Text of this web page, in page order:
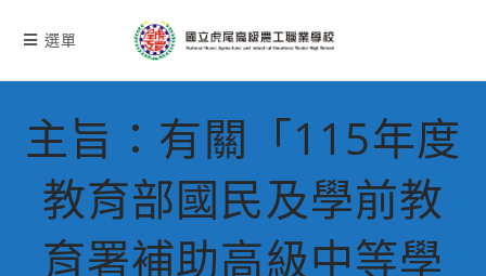
選單
主旨：有關「115年度
教育部國民及學前教
育署補助高級中等學